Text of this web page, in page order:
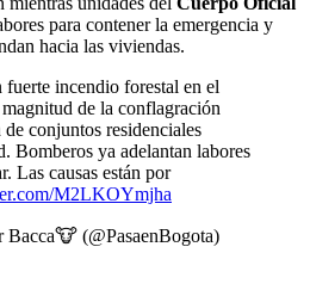
para contener la emergencia y
hacia las viviendas.
fuerte incendio forestal en el
de la conflagración
conjuntos residenciales
Bomberos ya adelantan labores
Las causas están por
M2LKOYmjha
(@PasaenBogota)